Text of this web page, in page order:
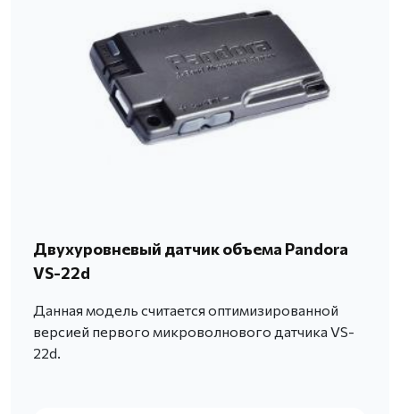
Двухуровневый датчик объема Pandora
VS-22d
Данная модель считается оптимизированной
версией первого микроволнового датчика VS-
22d.